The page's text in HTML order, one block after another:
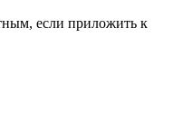
если приложить к